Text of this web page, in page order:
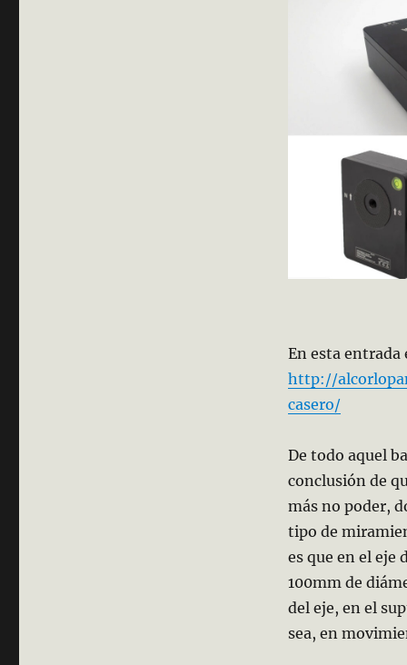
En esta
http://
casero/
De todo aquel
conclusión de
más no poder,
tipo de
es que en el eje
100mm de
del eje, en el
sea, en